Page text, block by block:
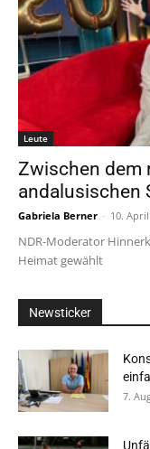
Leute
Zwischen dem
andalusischen
Gabriela Berner - 10.
NDR-Moderator
Heimat gewählt
Newsticker
7.